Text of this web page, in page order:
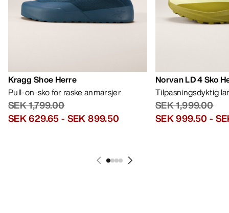
Kragg Shoe Herre
Pull-on-sko for raske anmarsjer
SEK 1,799.00
SEK 629.65- SEK 899.50
Norvan LD 4 Sko
Tilpasningsdyktig
SEK 1,999.00
SEK 999.50 -